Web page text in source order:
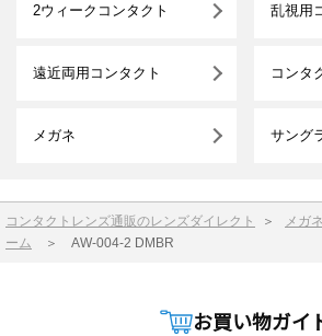
2ウィークコンタクト 乱視用
遠近両用コンタクト コンタ
メガネ サング
コンタクトレンズ通販のレンズダイレクト ＞ メガ
ーム
＞ AW-004-2 DMBR
お買い物ガイ